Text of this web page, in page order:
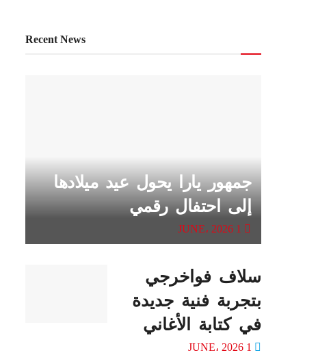
Recent News
جمهور يارا يحول عيد ميلادها
إلى احتفال رقمي
سلاف فواخرجي
بتجربة فنية جديدة
في كتابة الأغاني